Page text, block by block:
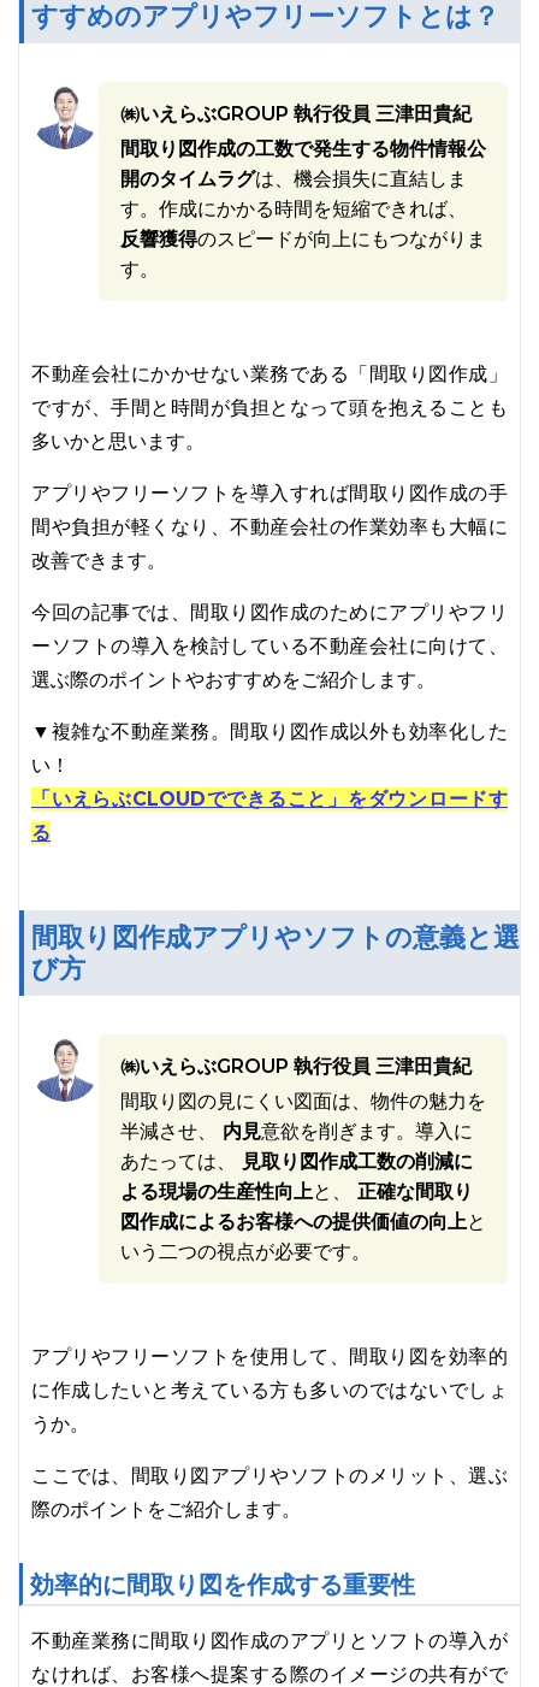
すすめのアプリやフリーソフトとは？
㈱いえらぶGROUP 執行役員 三津田貴紀
間取り図作成の工数で発生する物件情報公
開のタイムラグは、機会損失に直結しま
す。作成にかかる時間を短縮できれば、
反響獲得のスピードが向上にもつながりま
す。
不動産会社にかかせない業務である「間取り図作成」
ですが、手間と時間が負担となって頭を抱えることも
多いかと思います。
アプリやフリーソフトを導入すれば間取り図作成の手
間や負担が軽くなり、不動産会社の作業効率も大幅に
改善できます。
今回の記事では、間取り図作成のためにアプリやフリ
ーソフトの導入を検討している不動産会社に向けて、
選ぶ際のポイントやおすすめをご紹介します。
▼複雑な不動産業務。間取り図作成以外も効率化した
い！
「いえらぶCLOUDでできること」をダウンロードす
る
間取り図作成アプリやソフトの意義と選
び方
㈱いえらぶGROUP 執行役員 三津田貴紀
間取り図の見にくい図面は、物件の魅力を
半減させ、
内見意欲を削ぎます。導入に
あたっては、
見取り図作成工数の削減に
よる現場の生産性向上と、
正確な間取り
図作成によるお客様への提供価値の向上と
いう二つの視点が必要です。
アプリやフリーソフトを使用して、間取り図を効率的
に作成したいと考えている方も多いのではないでしょ
うか。
ここでは、間取り図アプリやソフトのメリット、選ぶ
際のポイントをご紹介します。
効率的に間取り図を作成する重要性
不動産業務に間取り図作成のアプリとソフトの導入が
なければ、お客様へ提案する際のイメージの共有がで